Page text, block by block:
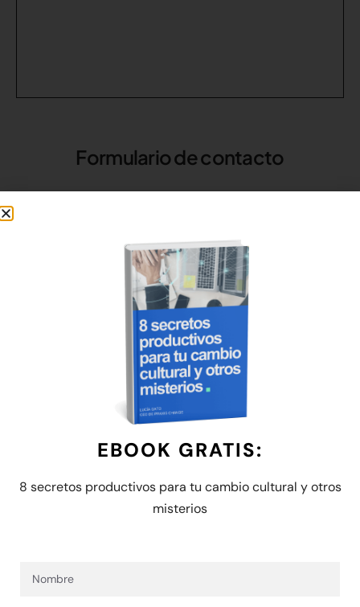
Formulario de contacto
CORREO ELECTRÓNICO
TELÉFONO
EBOOK GRATIS:
8 secretos productivos para tu cambio cultural y otros
misterios​